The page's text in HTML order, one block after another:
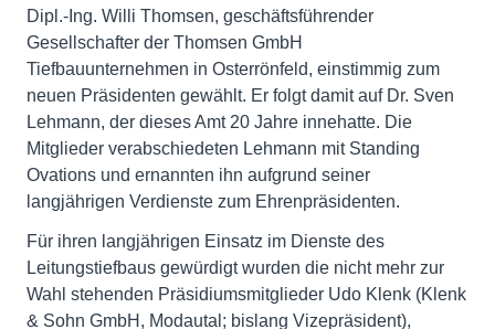
Dipl.-Ing. Willi Thomsen, geschäftsführender
Gesellschafter der Thomsen GmbH
Tiefbauunternehmen in Osterrönfeld, einstimmig zum
neuen Präsidenten gewählt. Er folgt damit auf Dr. Sven
Lehmann, der dieses Amt 20 Jahre innehatte. Die
Mitglieder verabschiedeten Lehmann mit Standing
Ovations und ernannten ihn aufgrund seiner
langjährigen Verdienste zum Ehrenpräsidenten.
Für ihren langjährigen Einsatz im Dienste des
Leitungstiefbaus gewürdigt wurden die nicht mehr zur
Wahl stehenden Präsidiumsmitglieder Udo Klenk (Klenk
& Sohn GmbH, Modautal; bislang Vizepräsident),